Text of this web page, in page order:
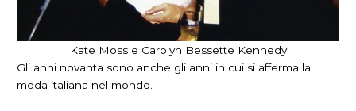
Kate Moss e Carolyn Bessette Kennedy
Gli anni novanta sono anche gli anni in cui si afferma la
moda italiana nel mondo.